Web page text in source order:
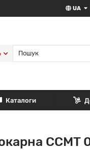
UA
Каталоги
CCMT